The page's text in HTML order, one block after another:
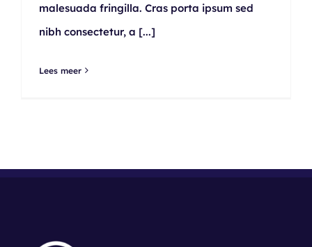
malesuada fringilla. Cras porta ipsum sed
nibh consectetur, a [...]
Lees meer